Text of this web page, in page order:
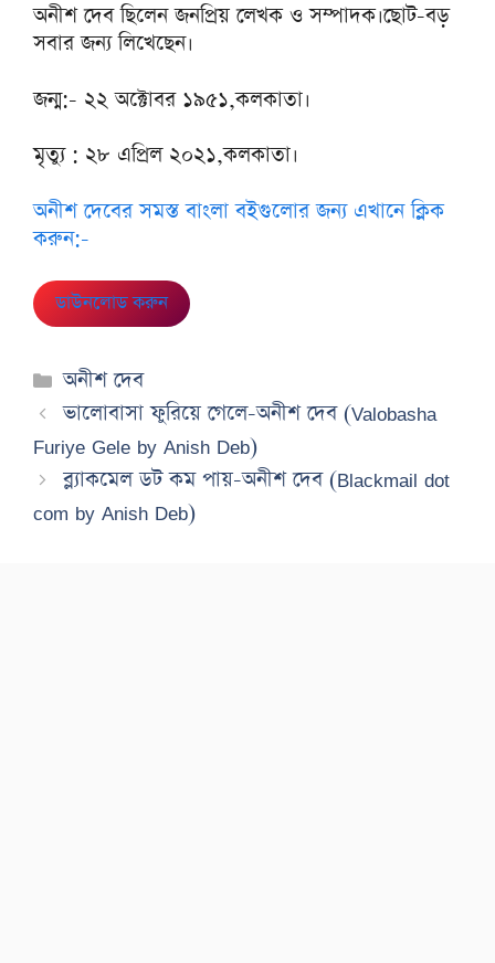
অনীশ দেব ছিলেন জনপ্রিয় লেখক ও সম্পাদক।ছোট-বড়
সবার জন্য লিখেছেন।
জন্ম:- ২২ অক্টোবর ১৯৫১,কলকাতা।
মৃত্যু : ২৮ এপ্রিল ২০২১,কলকাতা।
অনীশ দেবের সমস্ত বাংলা বইগুলোর জন্য এখানে ক্লিক
করুন:-
ডাউনলোড করুন
Categories
অনীশ দেব
ভালোবাসা ফুরিয়ে গেলে-অনীশ দেব (Valobasha
Furiye Gele by Anish Deb)
ব্ল্যাকমেল ডট কম পায়-অনীশ দেব (Blackmail dot
com by Anish Deb)